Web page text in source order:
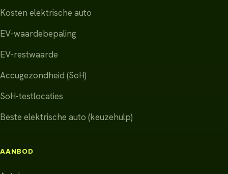
Kosten elektrische auto
EV-waardebepaling
EV-restwaarde
Accugezondheid (SoH)
SoH-testlocaties
Beste elektrische auto (keuzehulp)
AANBOD